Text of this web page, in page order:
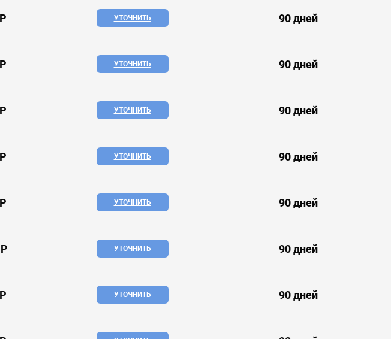
УТОЧНИТЬ 90 дней
УТОЧНИТЬ 90 дней
УТОЧНИТЬ 90 дней
УТОЧНИТЬ 90 дней
УТОЧНИТЬ 90 дней
УТОЧНИТЬ 90 дней
УТОЧНИТЬ 90 дней